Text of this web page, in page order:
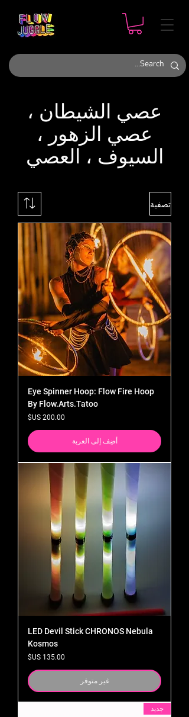
عصي الشيطان ،
عصي الزهور ،
السيوف ، العصي
تصفية
Eye Spinner Hoop: Flow Fire Hoop
By Flow.Arts.Tatoo
السعر
أضِف إلى العربة
LED Devil Stick CHRONOS Nebula
Kosmos
السعر
غير متوفر
جديد